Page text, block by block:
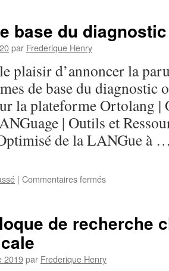
–
la
V2
base du
par Frederique Henry
plaisir d’annoncer la
de base du diagnostic
la plateforme Ortolang |
| Outils et
de la LANGue à
| Commentaires ferméssur
du
de recherche
2019par Frederique Henry